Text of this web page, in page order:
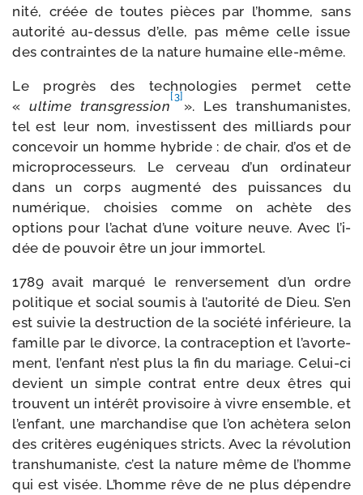
ni­té, créée de toutes pièces par l’homme, sans
auto­ri­té au-​dessus d’elle, pas même celle issue
des contraintes de la nature humaine elle-même.
Le pro­grès des tech­no­lo­gies per­met cette
« ultime trans­gres­sion
[3]
». Les trans­hu­ma­nistes,
tel est leur nom, inves­tissent des mil­liards pour
conce­voir un homme hybride : de chair, d’os et de
micro­pro­ces­seurs. Le cer­veau d’un ordi­na­teur
dans un corps aug­men­té des puis­sances du
numé­rique, choi­sies comme on achète des
options pour l’a­chat d’une voi­ture neuve. Avec l’i­
dée de pou­voir être un jour immortel.
1789 avait mar­qué le ren­ver­se­ment d’un ordre
poli­tique et social sou­mis à l’au­to­ri­té de Dieu. S’en
est sui­vie la des­truc­tion de la socié­té infé­rieure, la
famille par le divorce, la contra­cep­tion et l’a­vor­te­
ment, l’en­fant n’est plus la fin du mariage. Celui-​ci
devient un simple contrat entre deux êtres qui
trouvent un inté­rêt pro­vi­soire à vivre ensemble, et
l’en­fant, une mar­chan­dise que l’on achè­te­ra selon
des cri­tères eugé­niques stricts. Avec la révo­lu­tion
trans­hu­ma­niste, c’est la nature même de l’homme
qui est visée. L’homme rêve de ne plus dépendre